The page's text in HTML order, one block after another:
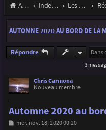
Accueil Index du forum Les orages
AUTOMNE 2020 AU BORD DE LA
Répondre
3
Chris Carmona
Nouveau membre
Automne 2020 au
M
mer. nov. 18, 2020 00:20